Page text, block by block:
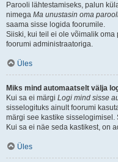
Parooli lähtestamiseks, palun
nimega Ma unustasin oma
saama sisse logida foorumile.
Siiski, kui teil ei ole võimalik
foorumi administraatoriga.
Üles
Miks mind automaatselt välja
Kui sa ei märgi Logi mind sisse
sisselogituks ainult foorumi
märgi see kastike
Kui sa ei näe seda kastikest, on
Üles